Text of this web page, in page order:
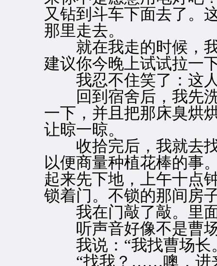
又钻到斗车下面去了。
那里走去。
就在我走的时候，我
建议你今晚上试试拉
我忍不住笑了：这人
回到宿舍后，我先洗
一下，并且把那床臭烘
让晾一晾。
收拾完后，我就去找
以便商量种植花棒的事
起来先下地，上午十点
锁着门。不锁的那间房
我在门敲了敲。里面
听声音好像不是曹
我说：“我找曹场长
“找我？……噢，进